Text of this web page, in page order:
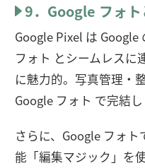
9．Google フォ
Google Pixel は
フォト とシームレスに
に魅力的。写真管理・
Google フォト で完結し
さらに、Google フォ
能「編集マジック」を